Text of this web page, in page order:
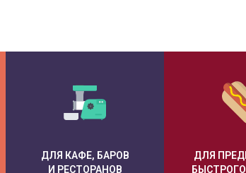
ДЛЯ КАФЕ, БАРОВ
И РЕСТОРАНОВ
ДЛЯ